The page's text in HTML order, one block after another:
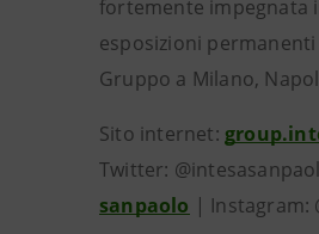
fortemente impegnata
esposizioni
Gruppo a Milano,
Sito internet:
Twitter:
sanpaolo | Instagram: